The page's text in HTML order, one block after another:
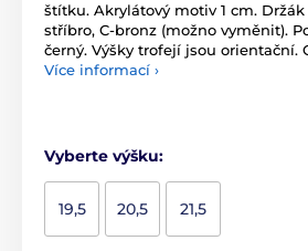
štítku. Akrylátový motiv 1 cm.
stříbro, C-bronz (možno vyměnit).
černý. Výšky trofejí jsou orientační.
Více informací ›
Vyberte výšku:
19,5 20,5 21,5